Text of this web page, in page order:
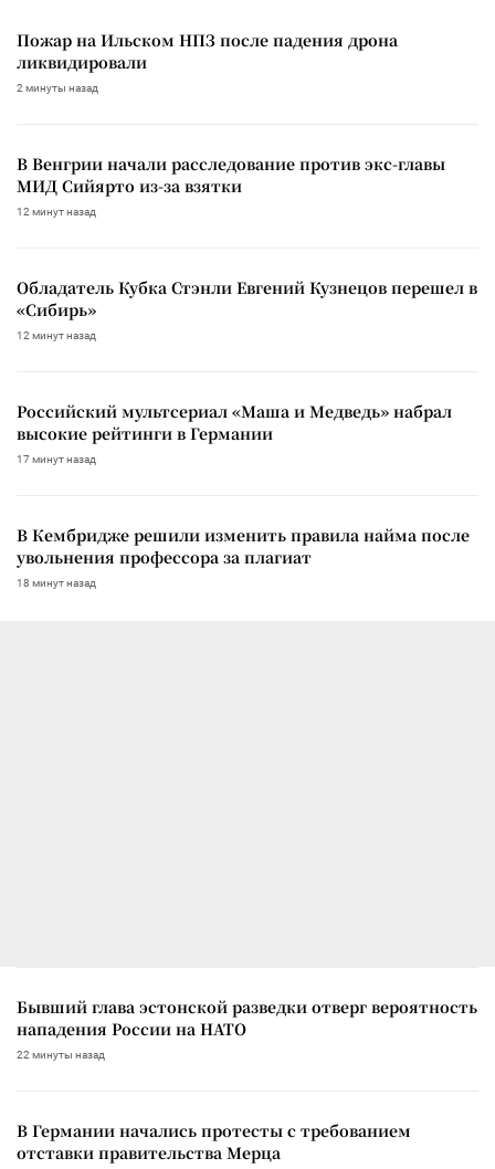
Пожар на Ильском НПЗ после падения дрона
ликвидировали
2 минуты назад
В Венгрии начали расследование против экс-главы
МИД Сийярто из-за взятки
12 минут назад
Обладатель Кубка Стэнли Евгений Кузнецов перешел в
«Сибирь»
12 минут назад
Российский мультсериал «Маша и Медведь» набрал
высокие рейтинги в Германии
17 минут назад
В Кембридже решили изменить правила найма после
увольнения профессора за плагиат
18 минут назад
Бывший глава эстонской разведки отверг вероятность
нападения России на НАТО
22 минуты назад
В Германии начались протесты с требованием
отставки правительства Мерца